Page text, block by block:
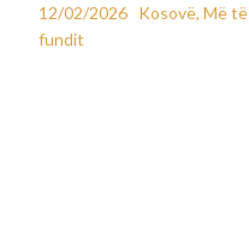
12/02/2026 Kosovë,Më të
fundit